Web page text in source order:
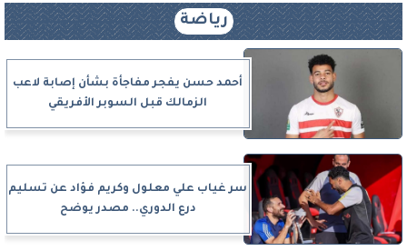
رياضة
أحمد حسن يفجر مفاجأة بشأن إصابة لاعب
الزمالك قبل السوبر الأفريقي
سر غياب علي معلول وكريم فؤاد عن تسليم
درع الدوري.. مصدر يوضح